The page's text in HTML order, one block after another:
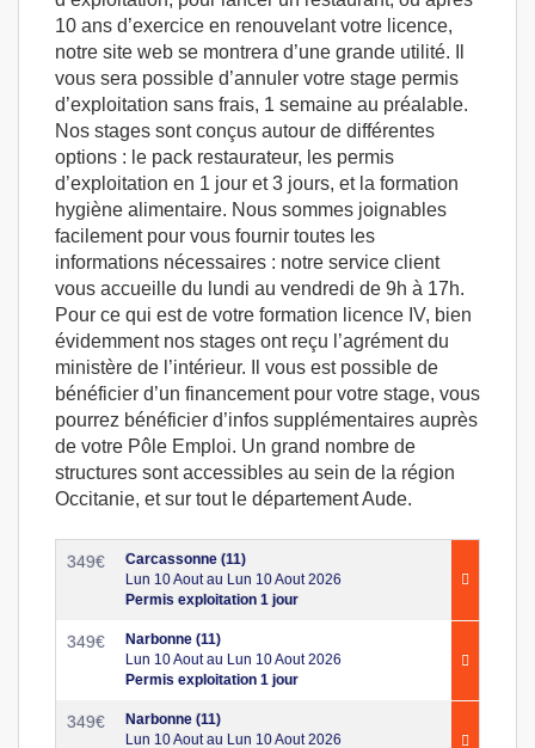
10 ans d’exercice en renouvelant votre licence,
notre site web se montrera d’une grande utilité. Il
vous sera possible d’annuler votre stage permis
d’exploitation sans frais, 1 semaine au préalable.
Nos stages sont conçus autour de différentes
options : le pack restaurateur, les permis
d’exploitation en 1 jour et 3 jours, et la formation
hygiène alimentaire. Nous sommes joignables
facilement pour vous fournir toutes les
informations nécessaires : notre service client
vous accueille du lundi au vendredi de 9h à 17h.
Pour ce qui est de votre formation licence IV, bien
évidemment nos stages ont reçu l’agrément du
ministère de l’intérieur. Il vous est possible de
bénéficier d’un financement pour votre stage, vous
pourrez bénéficier d’infos supplémentaires auprès
de votre Pôle Emploi. Un grand nombre de
structures sont accessibles au sein de la région
Occitanie, et sur tout le département Aude.
349€
Carcassonne (11)
Lun 10 Aout au Lun 10 Aout 2026
Permis exploitation 1 jour
349€
Narbonne (11)
Lun 10 Aout au Lun 10 Aout 2026
Permis exploitation 1 jour
349€
Narbonne (11)
Lun 10 Aout au Lun 10 Aout 2026